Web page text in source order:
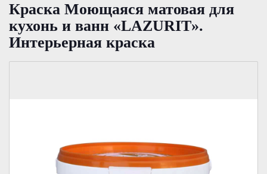
Краска Моющаяся матовая для
кухонь и ванн «LAZURIT».
Интерьерная краска